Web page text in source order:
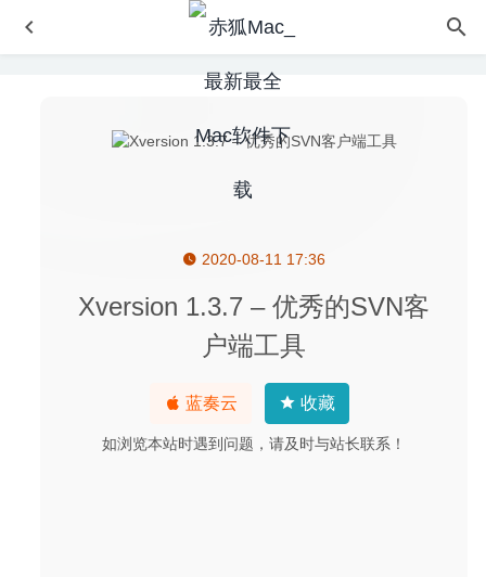
2020-08-11 17:36
Xversion 1.3.7 – 优秀的SVN客
户端工具
蓝奏云 收藏
如浏览本站时遇到问题，请及时与站长联系！
Affinity Publisher 1.8.0 for Mac中文版-逆天的专业设计必备
Mediahuman Youtube Downloader 3.9.9.42.2807 – 非常
方便的Youtube视频下载工具 2020-07-29
Terminus 1.0.105 for Mac免费版-支持SSH的mac终端模拟
Cardhop 1.3.5 – 通讯录联系人管理工具 2020-09-09